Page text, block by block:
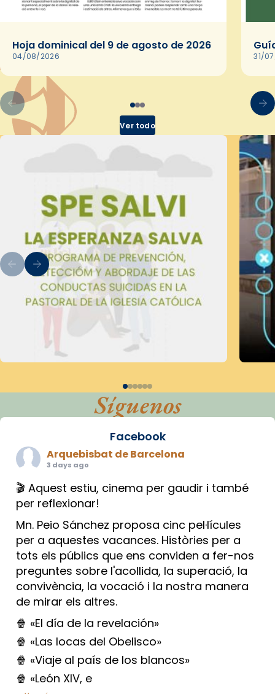
Hoja dominical del 9 de agosto de 2026
04/08/2026 31/
Ver todo
Síguenos
Facebook
Arquebisbat de Barcelona
3 days ago
🎬 Aquest estiu, cinema per gaudir i també
per reflexionar!
Mn. Peio Sánchez proposa cinc pel·lícules
per a aquestes vacances. Històries per a
tots els públics que ens conviden a fer-nos
preguntes sobre l'acollida, la superació, la
convivència, la vocació i la nostra manera
de mirar els altres.
🍿 «El día de la revelación»
🍿 «Las locas del Obelisco»
🍿 «Viaje al país de los blancos»
🍿 «León XIV, e